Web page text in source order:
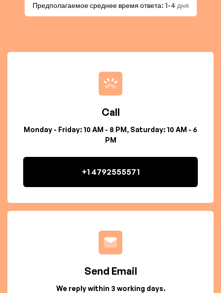
Предполагаемое среднее время ответа: 1-4 дня
Call
Monday - Friday: 10 AM - 8 PM, Saturday: 10 AM - 6
PM
+1 4792555571
Send Email
We reply within 3 working days.